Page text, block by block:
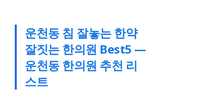
운천동 침 잘놓는 한약
잘짓는 한의원 Best5 —
운천동 한의원 추천 리
스트